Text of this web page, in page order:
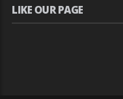
LIKE OUR PAGE